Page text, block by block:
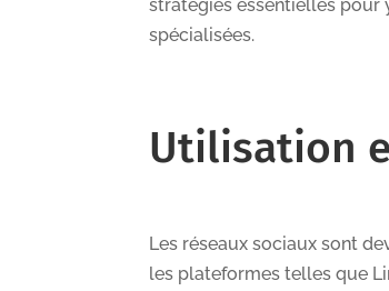
stratégies essentielles pour
spécialisées.
Utilisation
Les réseaux sociaux sont
les plateformes telles que